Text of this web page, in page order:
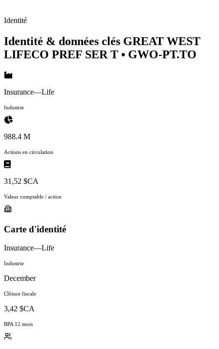
Identité
Identité & données clés GREAT WEST
LIFECO PREF SER T • GWO-PT.TO
Insurance—Life
Industrie
988.4 M
Actions en circulation
31,52 $CA
Valeur comptable / action
Carte d'identité
Insurance—Life
Industrie
December
Clôture fiscale
3,42 $CA
BPA 12 mois